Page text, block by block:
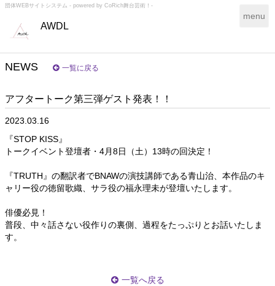
団体WEBサイトシステム - powered by CoRich舞台芸術！-
AWDL
T
g
i
menu
NEWS 一覧に戻る
アフタートーク第三弾ゲスト発表！！
2023.03.16
『STOP KISS』
トークイベント登壇者・4月8日（土）13時の回決定！
『TRUTH』の翻訳者でBNAWの演技講師である青山治、本作品のキ
ャリー役の徳留歌織、サラ役の福永理未が登壇いたします。
俳優必見！
普段、中々話さない役作りの裏側、過程をたっぷりとお話いたしま
す。
一覧へ戻る